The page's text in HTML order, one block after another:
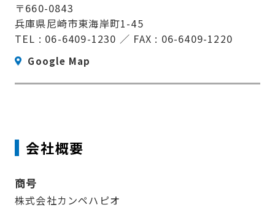
〒660-0843
兵庫県尼崎市東海岸町1-45
TEL : 06-6409-1230 ／ FAX : 06-6409-1220
Google Map
会社概要
商号
株式会社カンペハピオ